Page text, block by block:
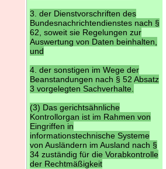
3. der Dienstvorschriften des
Bundesnachrichtendienstes nach §
62, soweit sie Regelungen zur
Auswertung von Daten beinhalten,
und
4. der sonstigen im Wege der
Beanstandungen nach § 52 Absatz
3 vorgelegten Sachverhalte.
(3) Das gerichtsähnliche
Kontrollorgan ist im Rahmen von
Eingriffen in
informationstechnische Systeme
von Ausländern im Ausland nach §
34 zuständig für die Vorabkontrolle
der Rechtmäßigkeit